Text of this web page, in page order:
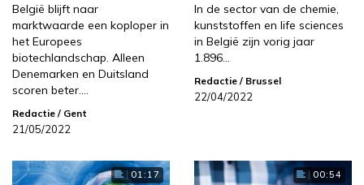
België blijft naar
marktwaarde een koploper in
het Europees
biotechlandschap. Alleen
Denemarken en Duitsland
scoren beter.…
Redactie / Gent
21/05/2022
In de sector van de chemie,
kunststoffen en life sciences
in België zijn vorig jaar
1.896…
Redactie / Brussel
22/04/2022
01:17 00:54